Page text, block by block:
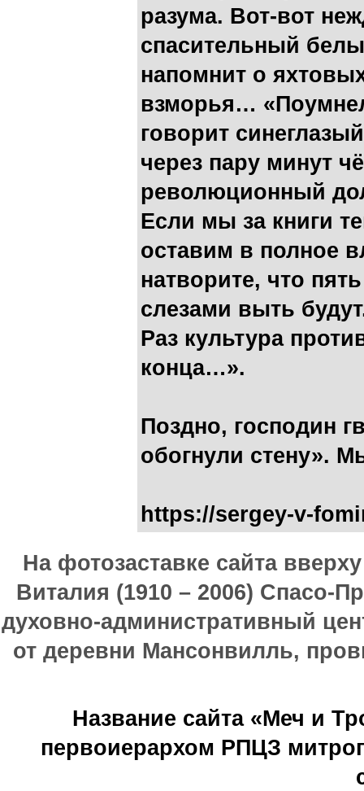
разума. Вот-вот
спасительный
напомнит о
взморья…
говорит
через пару минут
революционный
Если мы за книги
оставим в полное
натворите, что
слезами выть
Раз культура
конца…».
Поздно, господин
обогнули стену».
https://sergey-v-
На фотозаставке сайта
Виталия (1910 – 2006) Спасо-
духовно-административный
от деревни Мансонвилль,
Название сайта «Меч и
первоиерархом РПЦЗ